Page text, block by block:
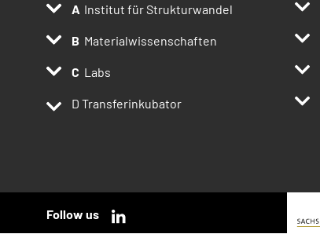
Institut für Strukturwandel
Materialwissenschaften
Labs
D Transferinkubator
Follow us